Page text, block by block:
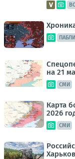
на 21
СМИ
Карта
2026
СМИ